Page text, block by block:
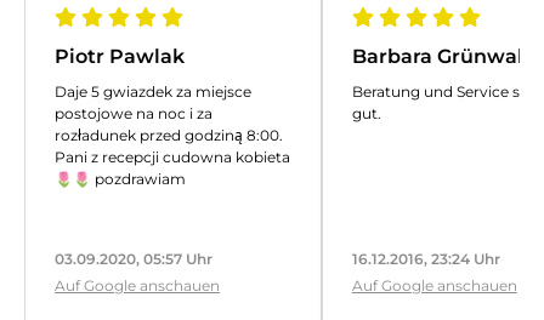
Piotr Pawlak
Daje 5 gwiazdek za miejsce
postojowe na noc i za
rozładunek przed godziną 8:00.
Pani z recepcji cudowna kobieta
🌷🌷 pozdrawiam
03.09.2020, 05:57 Uhr
Auf Google anschauen
Barbara Grünwald
Beratung und Service
gut.
16.12.2016, 23:24 Uhr
Auf Google anschauen